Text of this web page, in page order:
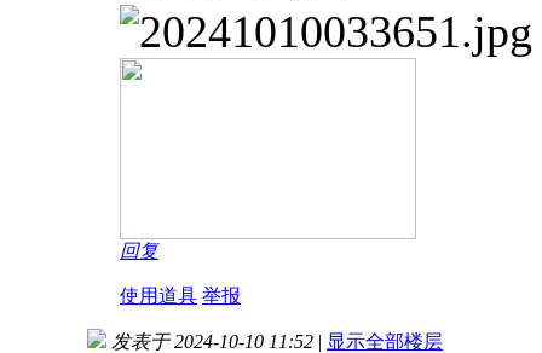
回复
使用道具 举报
发表于 2024-10-10 11:52 | 显示全部楼层